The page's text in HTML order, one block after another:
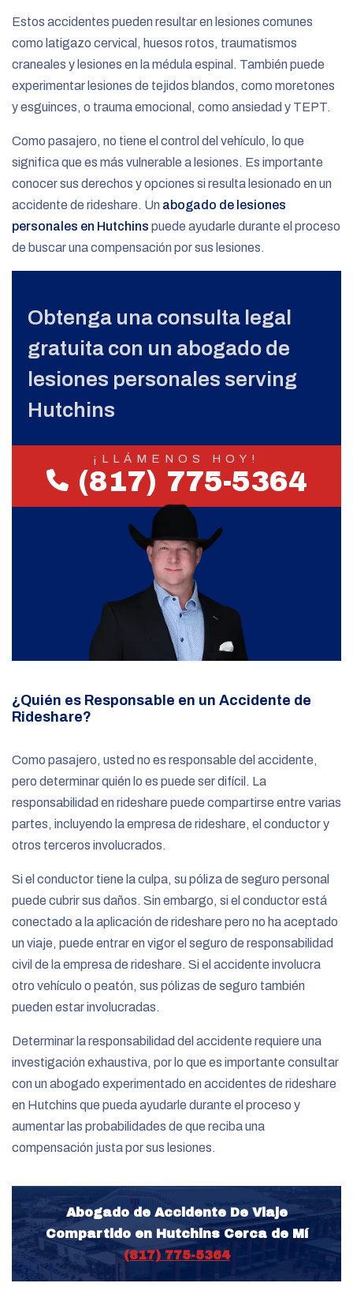
Estos accidentes pueden resultar en lesiones comunes
como latigazo cervical, huesos rotos, traumatismos
craneales y lesiones en la médula espinal. También puede
experimentar lesiones de tejidos blandos, como moretones
y esguinces, o trauma emocional, como ansiedad y TEPT.
Como pasajero, no tiene el control del vehículo, lo que
significa que es más vulnerable a lesiones. Es importante
conocer sus derechos y opciones si resulta lesionado en un
accidente de rideshare. Un abogado de lesiones
personales en Hutchins puede ayudarle durante el proceso
de buscar una compensación por sus lesiones.
Obtenga una consulta legal
gratuita con un abogado de
lesiones personales serving
Hutchins
¡LLÁMENOS HOY!
(817) 775-5364
¿Quién es Responsable en un Accidente de
Rideshare?
Como pasajero, usted no es responsable del accidente,
pero determinar quién lo es puede ser difícil. La
responsabilidad en rideshare puede compartirse entre varias
partes, incluyendo la empresa de rideshare, el conductor y
otros terceros involucrados.
Si el conductor tiene la culpa, su póliza de seguro personal
puede cubrir sus daños. Sin embargo, si el conductor está
conectado a la aplicación de rideshare pero no ha aceptado
un viaje, puede entrar en vigor el seguro de responsabilidad
civil de la empresa de rideshare. Si el accidente involucra
otro vehículo o peatón, sus pólizas de seguro también
pueden estar involucradas.
Determinar la responsabilidad del accidente requiere una
investigación exhaustiva, por lo que es importante consultar
con un abogado experimentado en accidentes de rideshare
en Hutchins que pueda ayudarle durante el proceso y
aumentar las probabilidades de que reciba una
compensación justa por sus lesiones.
Abogado de Accidente De Viaje
Compartido en Hutchins Cerca de Mí
(817) 775-5364